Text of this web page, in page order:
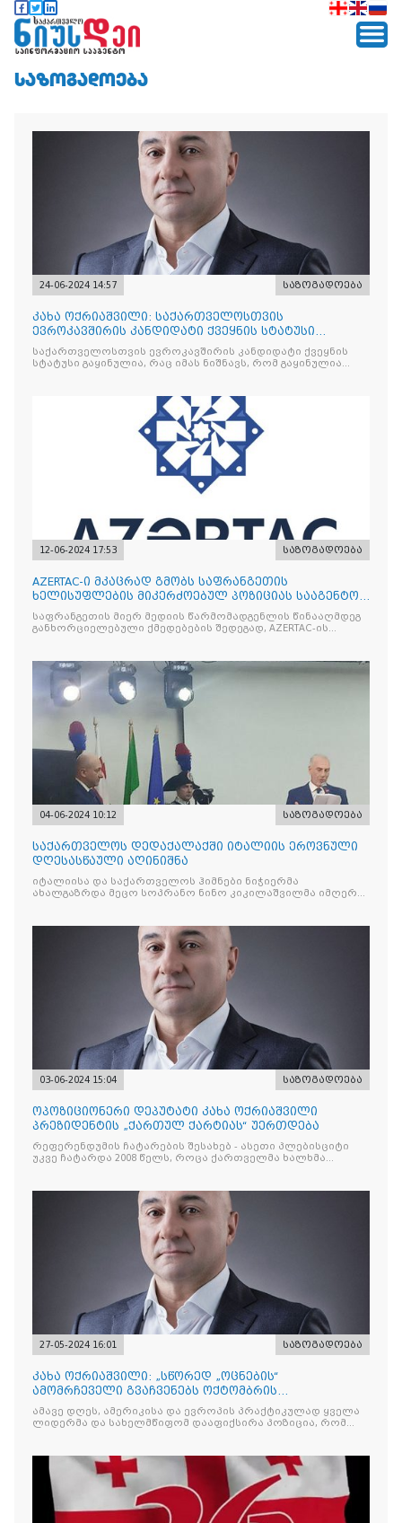
ᲡᲐᲖᲝᲒᲐᲓᲝᲔᲑᲐ
24-06-2024 14:57 საზოგადოება
კახა ოქრიაშვილი: საქართველოსთვის
ევროკავშირის კანდიდატი ქვეყნის სტატუსი
გაყინულია!
საქართველოსთვის ევროკავშირის კანდიდატი ქვეყნის
სტატუსი გაყინულია, რაც იმას ნიშნავს, რომ გაყინულია
12-06-2024 17:53 საზოგადოება
AZERTAC-ი მკაცრად გმობს საფრანგეთის
ხელისუფლების მიკერძოებულ პოზიციას სააგენტოს
ჟურნალისტის მიმართ!
საფრანგეთის მიერ მედიის წარმომადგენლის წინააღმდეგ
განხორციელებული ქმედებების შედეგად, AZERTAC-ის
04-06-2024 10:12 საზოგადოება
საქართველოს დედაქალაქში იტალიის ეროვნული
დღესასწაული აღინიშნა
იტალიისა და საქართველოს ჰიმნები ნიჭიერმა
ახალგაზრდა მეცო სოპრანო ნინო კიკილაშვილმა იმღერა,
03-06-2024 15:04 საზოგადოება
ოპოზიციონერი დეპუტატი კახა ოქრიაშვილი
პრეზიდენტის „ქართულ ქარტიას“ უერთდება
რეფერენდუმის ჩატარების შესახებ - ასეთი პლებისციტი
უკვე ჩატარდა 2008 წელს, როცა ქართველმა ხალხმა
27-05-2024 16:01 საზოგადოება
კახა ოქრიაშვილი: „სწორედ „ოცნების“
ამომრჩეველი გვაჩვენებს ოქტომბრის
საპარლამენტო არჩევნებზე, რომ მას „ოცნების“
სატყუარების აღარ სჯერა“!
ამავე დღეს, ამერიკისა და ევროპის პრაქტიკულად ყველა
ლიდერმა და სახელმწიფომ დააფიქსირა პოზიცია, რომ